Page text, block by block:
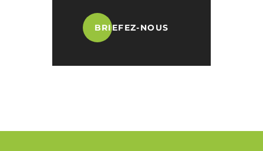
BRIEFEZ-NOUS